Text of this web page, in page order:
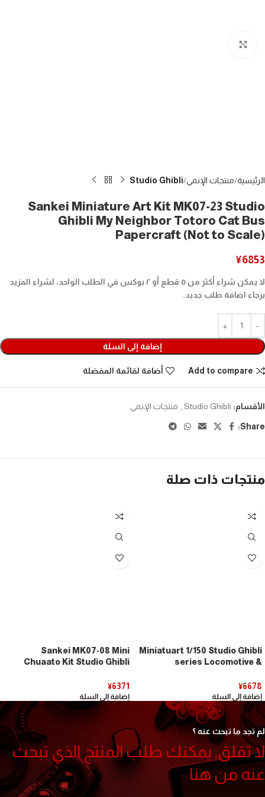
الرئيسية منتجات الإنمي Studio Ghibli
Sankei Miniature Art Kit MK07-23 Studio
Ghibli My Neighbor Totoro Cat Bus
Papercraft (Not to Scale)
¥6853
لا يمكن شراء أكثر من ٥ قطع أو ٢ بوكس في الطلب الواحد، لشراء المزيد
برجاء اضافة طلب جديد.
إضافة إلى السلة
Add to compare أضافة لقائمة المفضلة
الأقسام: Studio Ghibli منتجات الإنمي
Share:
منتجات ذات صلة
Miniatuart 1/150 Studio Ghibli
series Locomotive &
¥6678
إضافة إلى السلة
Sankei MK07-08 Mini
Chuaato Kit Studio Ghibli
House of Sosuke and Pony
1/150 Scale Papercraft
¥6371
إضافة إلى السلة
لم تجد ما تبحث عنه ؟
لا تقلق, يمكنك طلب المنتج الذي تبحث
عنه من هنا